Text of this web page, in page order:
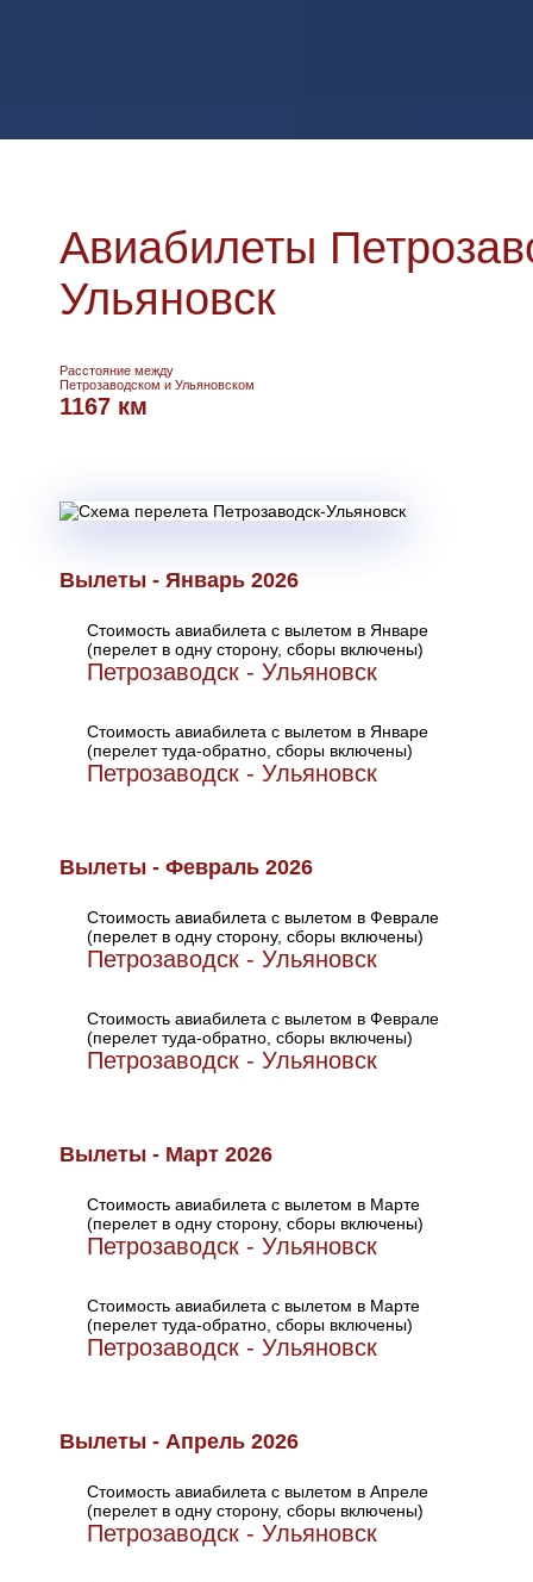
Авиабилеты
Ульяновск
Расстояние между
Петрозаводском и Ульяновском
1167 км
Вылеты - Январь 2026
Стоимость авиабилета с вылетом в Январе
(перелет в одну сторону, сборы включены)
Петрозаводск - Ульяновск
Стоимость авиабилета с вылетом в Январе
(перелет туда-обратно, сборы включены)
Петрозаводск - Ульяновск
Вылеты - Февраль 2026
Стоимость авиабилета с вылетом в Феврале
(перелет в одну сторону, сборы включены)
Петрозаводск - Ульяновск
Стоимость авиабилета с вылетом в Феврале
(перелет туда-обратно, сборы включены)
Петрозаводск - Ульяновск
Вылеты - Март 2026
Стоимость авиабилета с вылетом в Марте
(перелет в одну сторону, сборы включены)
Петрозаводск - Ульяновск
Стоимость авиабилета с вылетом в Марте
(перелет туда-обратно, сборы включены)
Петрозаводск - Ульяновск
Вылеты - Апрель 2026
Стоимость авиабилета с вылетом в Апреле
(перелет в одну сторону, сборы включены)
Петрозаводск - Ульяновск